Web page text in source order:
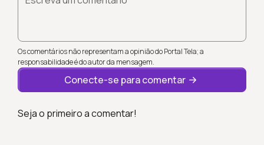
Os comentários não representam a opinião do Portal Tela; a
responsabilidade é do autor da mensagem.
Conecte-se para comentar
Seja o primeiro a comentar!